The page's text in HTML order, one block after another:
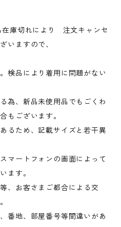
在庫切れにより 注文キャンセ
いますので、
検品により着用に問題がない
為、新品未使用品でもごくわ
もございます。
るため、記載サイズと若干異
マートフォンの画面によって
ます。
、お客さまご都合による交
番地、部屋番号等間違いがあ